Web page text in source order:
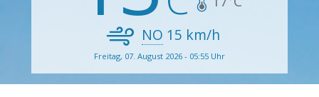
NO 15 km/h
Freitag, 07. August 2026 - 05:55 Uhr